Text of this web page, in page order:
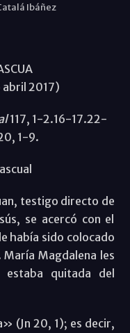
Ibáñez
2017)
117, 1-2.16-17.22-
1-9.
testigo directo de
se acercó con el
había sido colocado
Magdalena les
quitada del
(Jn 20, 1); es decir,